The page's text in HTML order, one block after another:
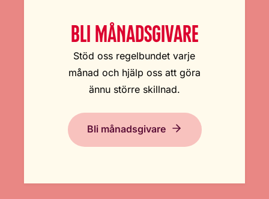
BLI MÅNADSGIVARE
Stöd oss regelbundet varje
månad och hjälp oss att göra
ännu större skillnad.
Bli månadsgivare